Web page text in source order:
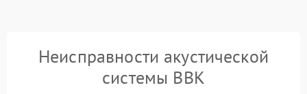
Неисправности акустической
системы BBK